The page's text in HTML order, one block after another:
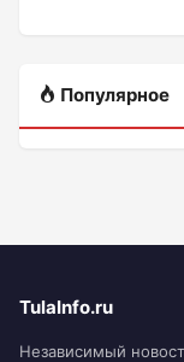
Популярное
TulaInfo.ru
Независимый